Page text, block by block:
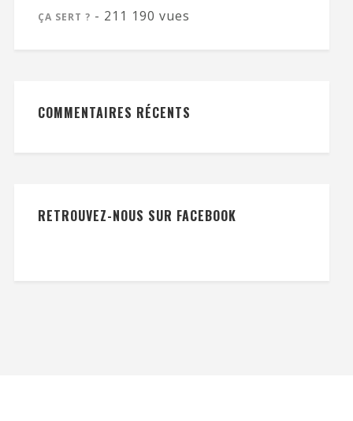
ÇA SERT ? - 211 190 vues
COMMENTAIRES RÉCENTS
RETROUVEZ-NOUS SUR FACEBOOK